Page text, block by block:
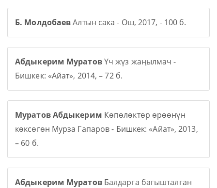
Б. МолдобаевАлтын сака - Ош, 2017, - 100 б.
Абдыкерим МуратовҮч жүз жаңылмач -
Бишкек: «Айат», 2014, – 72 б.
Муратов Абдыкерим Көпөлөктөр өрөөнүн
көксөгөн Мурза Гапаров - Бишкек: «Айат», 2013,
– 60 б.
Абдыкерим МуратовБалдарга багышталган